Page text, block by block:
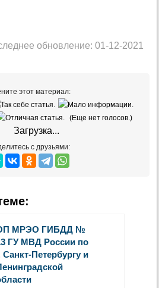
обновление: 01-12-2021
этот материал:
(Еще нет голосов.)
Загрузка...
с друзьями:
МРЭО ГИБДД №
ГУ МВД России по
Санкт-Петербургу и